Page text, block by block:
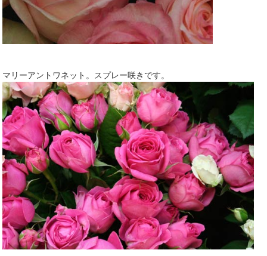
マリーアントワネット。スプレー咲きです。